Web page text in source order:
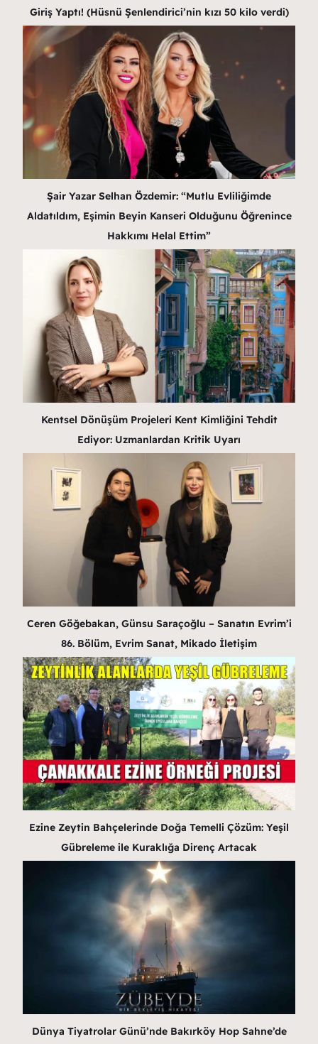
Giriş Yaptı! (Hüsnü Şenlendirici’nin kızı 50 kilo verdi)
Şair Yazar Selhan Özdemir: “Mutlu Evliliğimde
Aldatıldım, Eşimin Beyin Kanseri Olduğunu Öğrenince
Hakkımı Helal Ettim”
Kentsel Dönüşüm Projeleri Kent Kimliğini Tehdit
Ediyor: Uzmanlardan Kritik Uyarı
Ceren Göğebakan, Günsu Saraçoğlu – Sanatın Evrim’i
86. Bölüm, Evrim Sanat, Mikado İletişim
Ezine Zeytin Bahçelerinde Doğa Temelli Çözüm: Yeşil
Gübreleme ile Kuraklığa Direnç Artacak
Dünya Tiyatrolar Günü’nde Bakırköy Hop Sahne’de